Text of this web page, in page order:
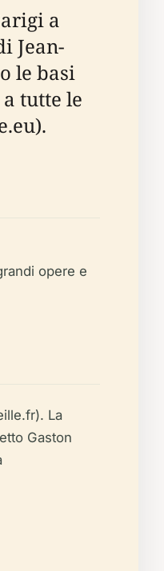
a
Jean-
le basi
tutte le
opere e
La
Gaston